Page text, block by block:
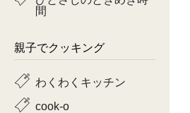
間
親子でクッキング
わくわくキッチン
cook-o